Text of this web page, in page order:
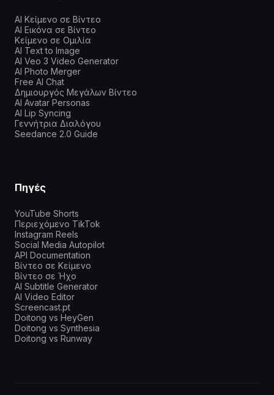
AI Κείμενο σε Βίντεο
AI Εικόνα σε Βίντεο
Κείμενο σε Ομιλία
AI Text to Image
AI Veo 3 Video Generator
AI Photo Merger
Free AI Chat
Δημιουργός Μεγάλων Βίντεο
AI Avatar Personas
AI Lip Syncing
Γεννήτρια Διαλόγου
Seedance 2.0 Guide
Πηγές
YouTube Shorts
Περιεχόμενο TikTok
Instagram Reels
Social Media Autopilot
API Documentation
Βίντεο σε Κείμενο
Βίντεο σε Ήχο
AI Subtitle Generator
AI Video Editor
Screencast.pt
Doitong vs HeyGen
Doitong vs Synthesia
Doitong vs Runway